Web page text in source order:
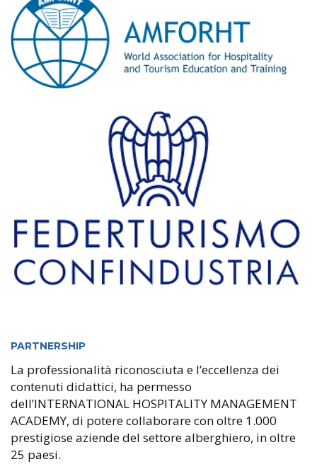
PARTNERSHIP
La professionalità riconosciuta e l’eccellenza dei
contenuti didattici, ha permesso
dell’INTERNATIONAL HOSPITALITY MANAGEMENT
ACADEMY, di potere collaborare con oltre 1.000
prestigiose aziende del settore alberghiero, in oltre
25 paesi.